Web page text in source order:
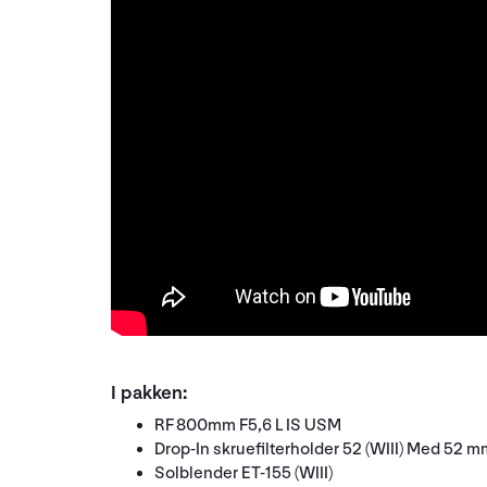
I pakken:
RF 800mm F5,6 L IS USM
Drop-In skruefilterholder 52 (WIII) Med 52
Solblender ET-155 (WIII)